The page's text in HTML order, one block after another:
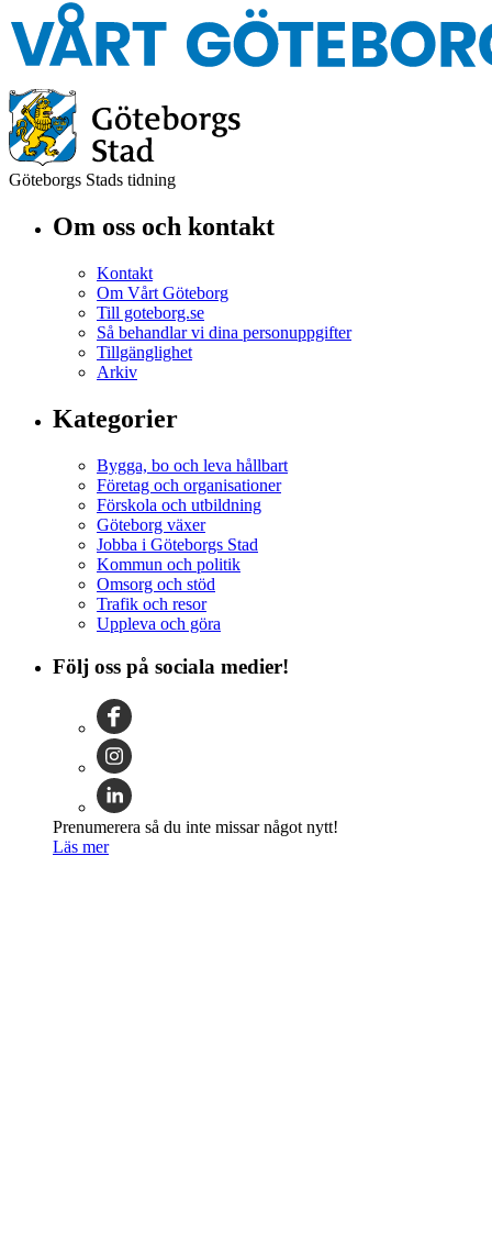
Göteborgs Stads tidning
Om oss och kontakt
Kontakt
Om Vårt Göteborg
Till goteborg.se
Så behandlar vi dina personuppgifter
Tillgänglighet
Arkiv
Kategorier
Bygga, bo och leva hållbart
Företag och organisationer
Förskola och utbildning
Göteborg växer
Jobba i Göteborgs Stad
Kommun och politik
Omsorg och stöd
Trafik och resor
Uppleva och göra
Följ oss på sociala medier!
Prenumerera så du inte missar något nytt!
Läs mer